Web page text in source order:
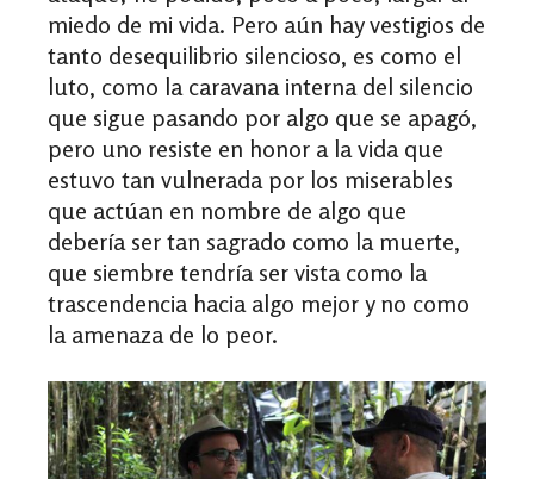
miedo de mi vida. Pero aún hay vestigios de
tanto desequilibrio silencioso, es como el
luto, como la caravana interna del silencio
que sigue pasando por algo que se apagó,
pero uno resiste en honor a la vida que
estuvo tan vulnerada por los miserables
que actúan en nombre de algo que
debería ser tan sagrado como la muerte,
que siembre tendría ser vista como la
trascendencia hacia algo mejor y no como
la amenaza de lo peor.